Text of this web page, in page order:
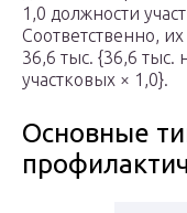
1,0 должности
Соответственно,
36,6 тыс. {36,6
участковых × 1,0}.
Основные